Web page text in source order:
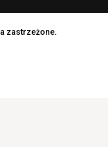
zastrzeżone.